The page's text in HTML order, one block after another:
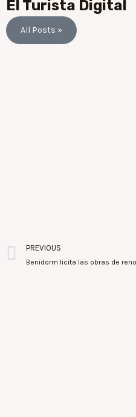
El Turista Digital
All Posts »
PREVIOUS
Benidorm licita las obras de